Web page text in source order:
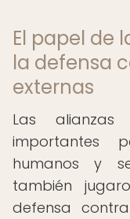
El papel de
la defensa
externas
Las
importantes
humanos y
también
defensa